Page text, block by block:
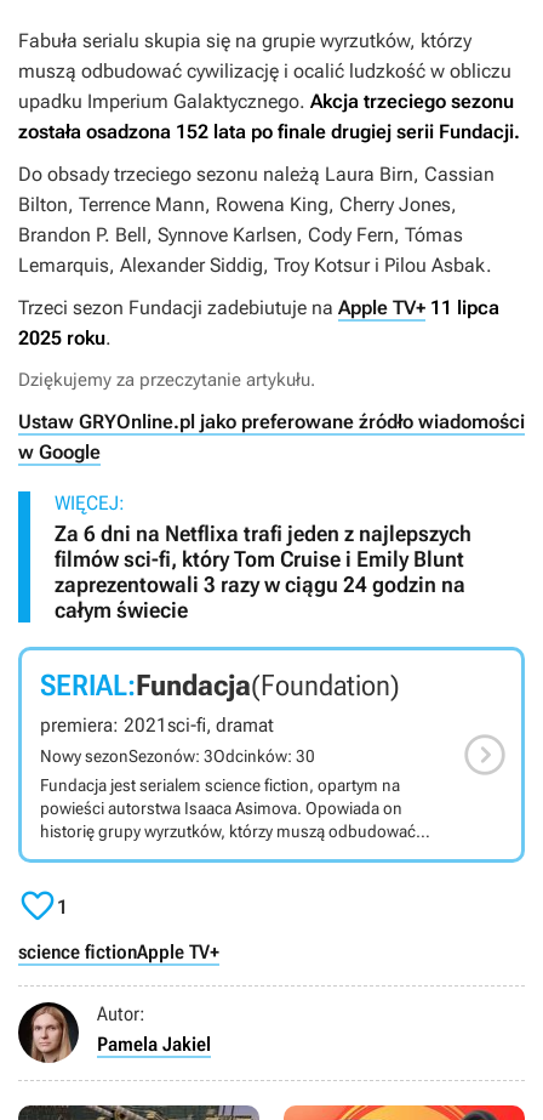
Fabuła serialu skupia się na grupie wyrzutków, którzy
muszą odbudować cywilizację i ocalić ludzkość w obliczu
upadku Imperium Galaktycznego. Akcja trzeciego sezonu
została osadzona 152 lata po finale drugiej serii Fundacji.
Do obsady trzeciego sezonu należą Laura Birn, Cassian
Bilton, Terrence Mann, Rowena King, Cherry Jones,
Brandon P. Bell, Synnove Karlsen, Cody Fern, Tómas
Lemarquis, Alexander Siddig, Troy Kotsur i Pilou Asbak.
Trzeci sezon Fundacji zadebiutuje na Apple TV+ 11 lipca
2025 roku.
Dziękujemy za przeczytanie artykułu.
Ustaw GRYOnline.pl jako preferowane źródło wiadomości
w Google
WIĘCEJ:
Za 6 dni na Netflixa trafi jeden z najlepszych
filmów sci-fi, który Tom Cruise i Emily Blunt
zaprezentowali 3 razy w ciągu 24 godzin na
całym świecie
SERIAL:Fundacja(Foundation)
premiera: 2021sci-fi, dramat
Nowy sezonSezonów: 3Odcinków: 30
Fundacja jest serialem science fiction, opartym na
powieści autorstwa Isaaca Asimova. Opowiada on
historię grupy wyrzutków, którzy muszą odbudować
science fiction. Powstał on na podstawie powieści o tym
samym tytule napisanej przez Isaaca Asimova. Jego
twórcami są Josh Friedman i David S. Goyer. Akcja
produkcji toczy się w odległej przyszłości. Ludzkość
zjednoczyła się w ramach Galaktycznego Imperium.
Jego mir zaburza Hari Seldon, psychohistoryk, który
przepowiada, że cywilizację czekają milenia chaosu.
Katastrofie zapobiec może tylko grupa wyrzutków. Na
ekranie możemy zobaczyć między innymi Jareda Harrisa
(Hari Seldon), Lou Llobell (Gaal Dornick), Laurę Birn

1
science fictionApple TV+
Autor:
Pamela Jakiel